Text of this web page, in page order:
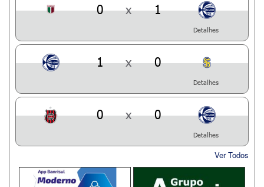
0 x 1
Detalhes
1 x 0
Detalhes
0 x 0
Detalhes
Ver Todos